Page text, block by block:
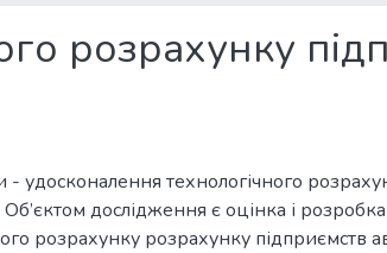
розрахунку
- удосконалення технологічного
Об’єктом дослідження є оцінка і
розрахунку розрахунку підприємств